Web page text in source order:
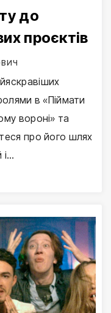
до
проєктів
в «Піймати
вороні» та
про його шлях
і…